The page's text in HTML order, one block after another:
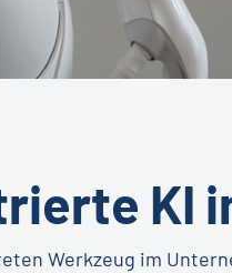
KI
Werkzeug im